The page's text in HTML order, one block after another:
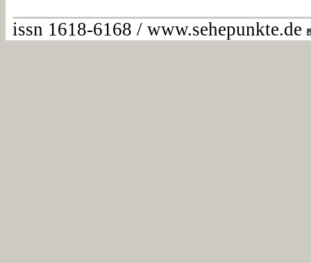
issn 1618-6168 / www.sehepunkte.de